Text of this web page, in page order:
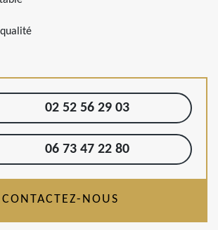
02 52 56 29 03
06 73 47 22 80
CONTACTEZ-NOUS